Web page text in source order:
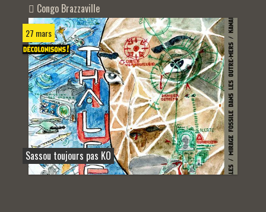
Congo Brazzaville
27 mars
Sassou toujours pas KO